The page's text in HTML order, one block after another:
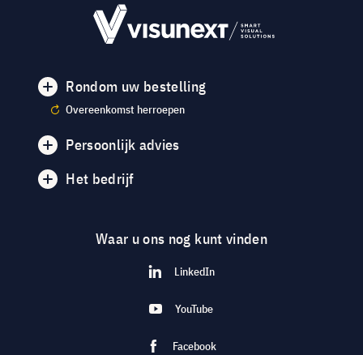
Rondom uw bestelling
Overeenkomst herroepen
Persoonlijk advies
Het bedrijf
Waar u ons nog kunt vinden
LinkedIn
YouTube
Facebook